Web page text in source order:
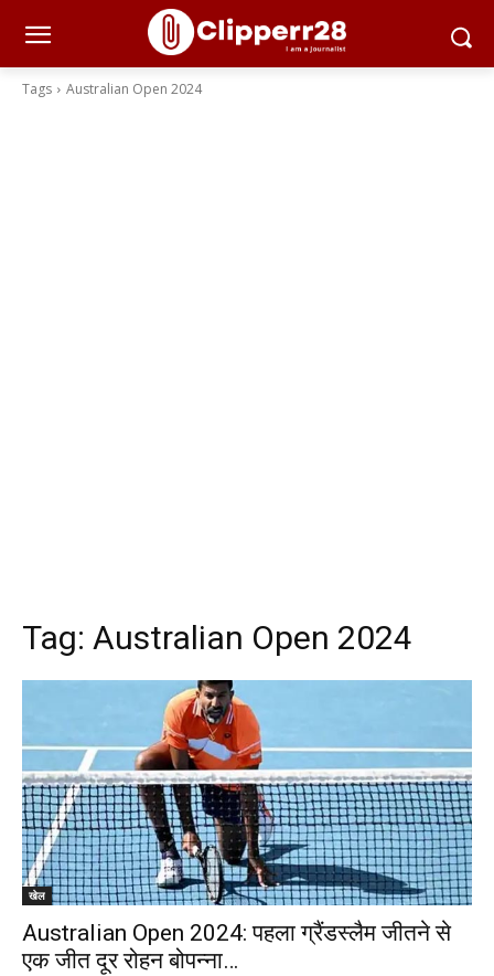
Tags Australian Open 2024
Tag: Australian Open 2024
खेल
Australian Open 2024: पहला ग्रैंडस्लैम जीतने से
एक जीत दूर रोहन बोपन्ना…